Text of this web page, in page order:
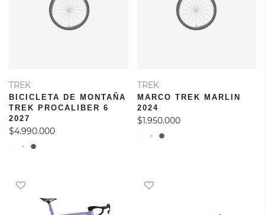
TREK
BICICLETA DE MONTAÑA
TREK PROCALIBER 6
2027
$4.990.000
TREK
MARCO TREK MARLIN
2024
$1.950.000